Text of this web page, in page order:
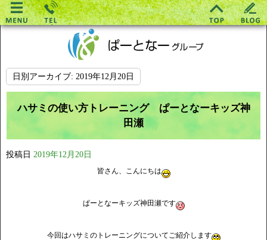
日別アーカイブ: 2019年12月20日
ハサミの使い方トレーニング ぱーとなーキッズ神
田瀬
投稿日 2019年12月20日
皆さん、こんにちは
ぱーとなーキッズ神田瀬です
今回はハサミのトレーニングについてご紹介します